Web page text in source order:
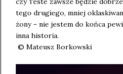
tego drugiego, mniej
żony – nie jestem do końca
inna historia.
© Mateusz Borkowski